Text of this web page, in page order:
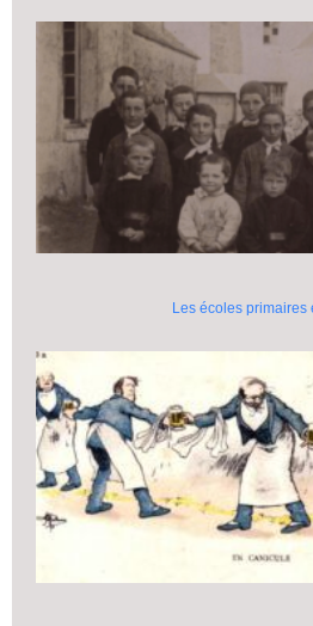
Les écoles primaires